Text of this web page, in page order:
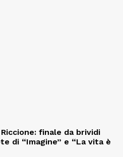
finale da brividi
di “Imagine” e “La vita è